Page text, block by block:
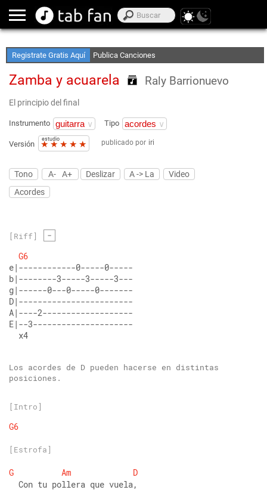
Registrate Gratis Aquí Publica Canciones
Zamba y acuarela Raly Barrionuevo
El principio del final
Instrumento Tipo
Versión
estudio
★ ★ ★ ★ ★ publicado por iri
Tono A- A+ Deslizar A -> La
Video
Acordes
[Riff] -
G6
e|------------0-----0-----
b|--------3-----3-----3---
g|------0---0-----0-------
D|------------------------
A|----2-------------------
E|--3---------------------
  x4
Los acordes de D pueden hacerse en distintas
posiciones.
[Intro]
G6
[Estrofa]
G Am
D
  Con tu pollera que vuela,